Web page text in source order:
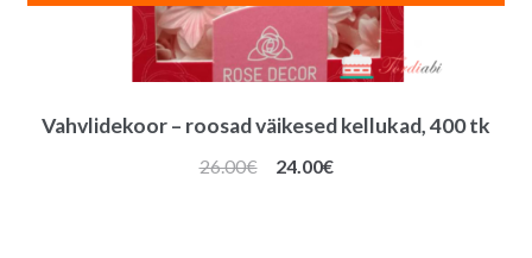
Vahvlidekoor – roosad väikesed kellukad, 400 tk
26.00€
Algne
24.00€Praegune